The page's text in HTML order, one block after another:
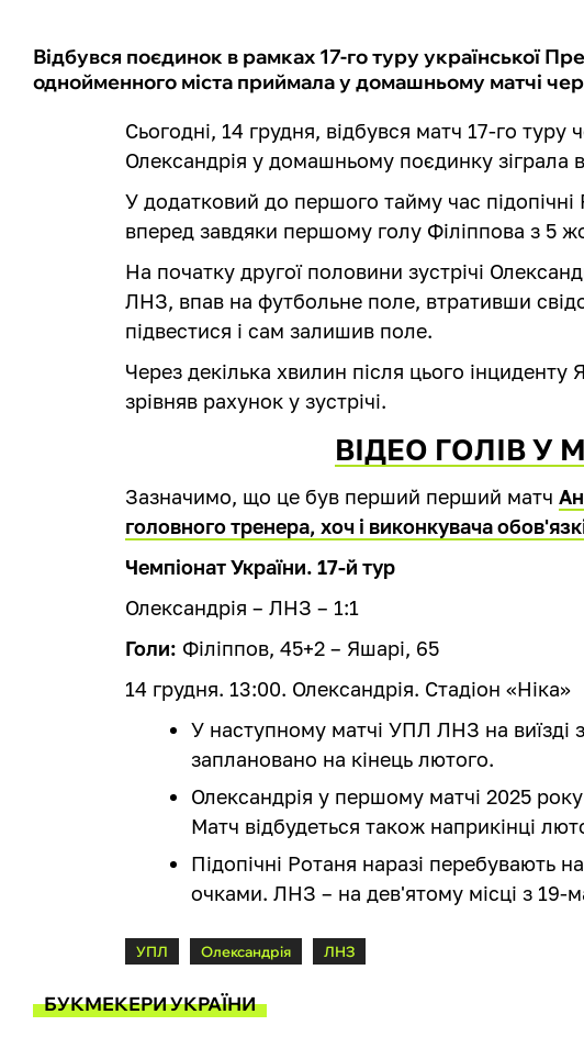
Відбувся поєдинок в рамках 17-го туру української
однойменного міста приймала у домашньому матчі
Сьогодні, 14 грудня, відбувся матч 17-го туру
Олександрія у домашньому поєдинку зіграла
У додатковий до першого тайму час
вперед завдяки першому голу Філіппова з 5
На початку другої половини зустрічі
ЛНЗ, впав на футбольне поле, втративши
підвестися і сам залишив поле.
Через декілька хвилин після цього
зрівняв рахунок у зустрічі.
ВІДЕО ГОЛІВ У
Зазначимо, що це був перший перший матч
головного тренера, хоч і виконкувача
Чемпіонат України. 17-й тур
Олександрія – ЛНЗ – 1:1
Голи: Філіппов, 45+2 – Яшарі, 65
14 грудня. 13:00. Олександрія. Стадіон «Ніка»
У наступному матчі УПЛ ЛНЗ на виїзді
заплановано на кінець лютого.
Олександрія у першому матчі 2025
Матч відбудеться також наприкінці
Підопічні Ротаня наразі перебувають
очками. ЛНЗ – на дев'ятому місці з 19-
УПЛ Олександрія ЛНЗ
БУКМЕКЕРИ УКРАЇНИ